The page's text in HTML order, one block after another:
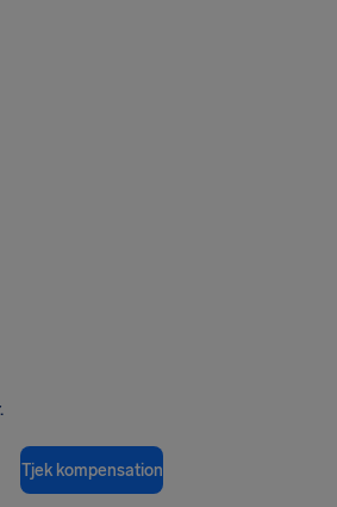
Tjek kompensation